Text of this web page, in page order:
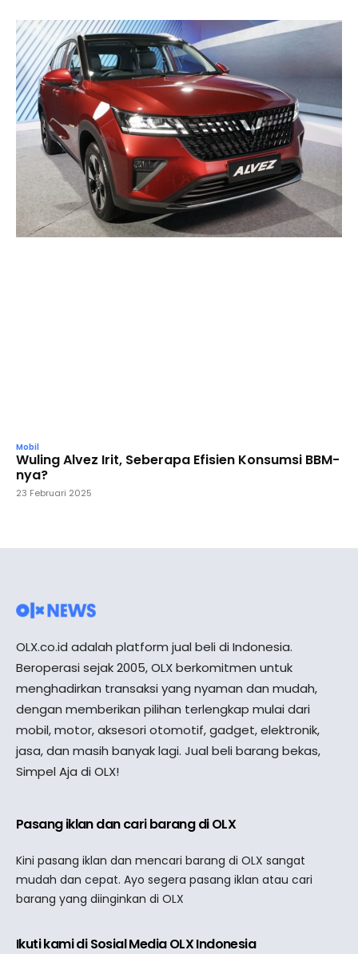
Mobil
Wuling Alvez Irit, Seberapa Efisien Konsumsi BBM-
nya?
23 Februari 2025
OLX.co.id adalah platform jual beli di Indonesia.
Beroperasi sejak 2005, OLX berkomitmen untuk
menghadirkan transaksi yang nyaman dan mudah,
dengan memberikan pilihan terlengkap mulai dari
mobil, motor, aksesori otomotif, gadget, elektronik,
jasa, dan masih banyak lagi. Jual beli barang bekas,
Simpel Aja di OLX!
Pasang iklan dan cari barang di OLX
Kini pasang iklan dan mencari barang di OLX sangat
mudah dan cepat. Ayo segera pasang iklan atau cari
barang yang diinginkan di OLX
Ikuti kami di Sosial Media OLX Indonesia